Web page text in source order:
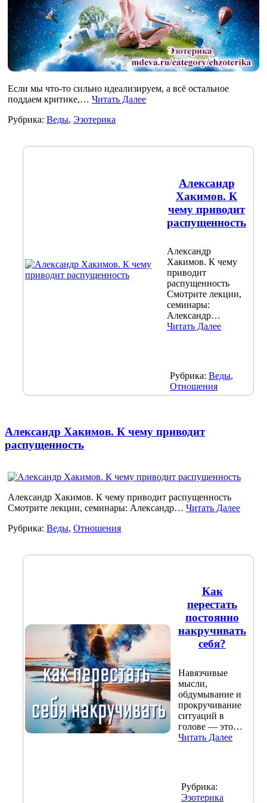
Если мы что-то сильно идеализируем, а всё остальное
поддаем критике,… Читать Далее
Рубрика: Веды, Эзотерика
Александр
Хакимов. К
чему приводит
распущенность
Александр
Хакимов. К чему
приводит
распущенность
Смотрите лекции,
семинары:
Александр…
Читать Далее
Рубрика: Веды,
Отношения
Александр Хакимов. К чему приводит
распущенность
Александр Хакимов. К чему приводит распущенность
Смотрите лекции, семинары: Александр… Читать Далее
Рубрика: Веды, Отношения
Как
перестать
постоянно
накручивать
себя?
Навязчивые
мысли,
обдумывание и
прокручивание
ситуаций в
голове — это…
Читать Далее
Рубрика:
Эзотерика